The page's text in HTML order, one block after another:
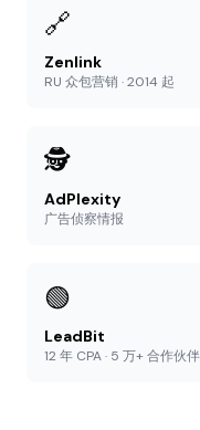
🔗
Zenlink
RU 众包营销 · 2014 起
🕵️
AdPlexity
广告侦察情报
🟢
LeadBit
12 年 CPA · 5 万+ 合作伙伴